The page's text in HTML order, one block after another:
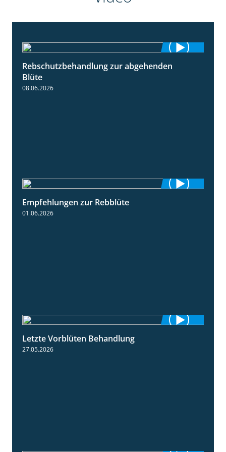
3:06
Rebschutzbehandlung zur abgehenden
Blüte
08.06.2026
Empfehlungen zur Rebblüte
01.06.2026
Letzte Vorblüten Behandlung
27.05.2026